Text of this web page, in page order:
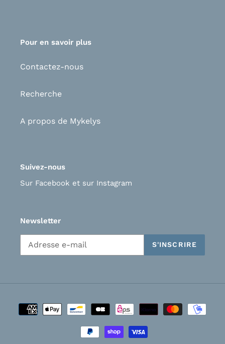
Pour en savoir plus
Contactez-nous
Recherche
A propos de Mykelys
Suivez-nous
Sur Facebook et sur Instagram
Newsletter
S'INSCRIRE
Moyens
de
paiement